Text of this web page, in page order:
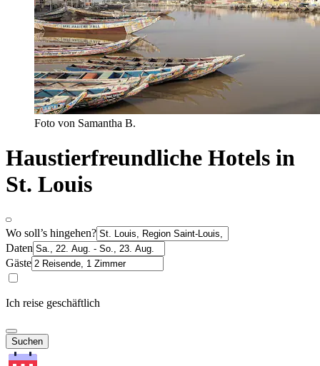
Foto von Samantha B.
Haustierfreundliche Hotels in
St. Louis
Wo soll’s hingehen?
Daten
Gäste
Ich reise geschäftlich
Suchen